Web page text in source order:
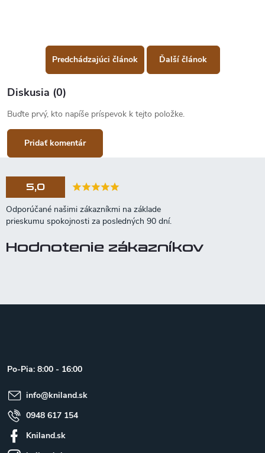
Predchádzajúci článok Ďalší článok
Diskusia (0)
Buďte prvý, kto napíše príspevok k tejto položke.
Pridať komentár
5,0
Hodnotenie zákazníkov
Po-Pia: 8:00 - 16:00
info@kniland.sk
0948 617 154
Kniland.sk